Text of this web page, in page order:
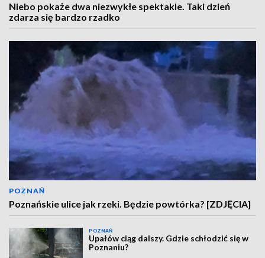
Niebo pokaże dwa niezwykłe spektakle. Taki dzień
zdarza się bardzo rzadko
POZNAŃ
Poznańskie ulice jak rzeki. Będzie powtórka? [ZDJĘCIA]
POZNAŃ
Upałów ciąg dalszy. Gdzie schłodzić się w
Poznaniu?